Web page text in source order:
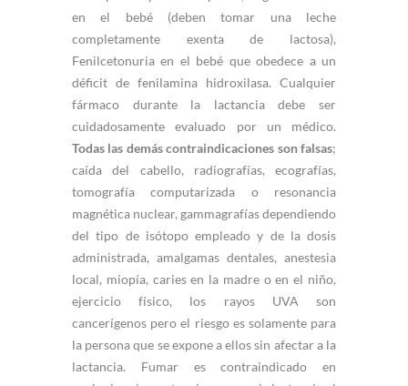
en el bebé (deben tomar una leche
completamente exenta de lactosa),
Fenilcetonuria en el bebé que obedece a un
déficit de fenilamina hidroxilasa. Cualquier
fármaco durante la lactancia debe ser
cuidadosamente evaluado por un médico.
Todas las demás contraindicaciones son falsas;
caída del cabello, radiografías, ecografías,
tomografía computarizada o resonancia
magnética nuclear, gammagrafías dependiendo
del tipo de isótopo empleado y de la dosis
administrada, amalgamas dentales, anestesia
local, miopía, caries en la madre o en el niño,
ejercicio físico, los rayos UVA son
cancerígenos pero el riesgo es solamente para
la persona que se expone a ellos sin afectar a la
lactancia. Fumar es contraindicado en